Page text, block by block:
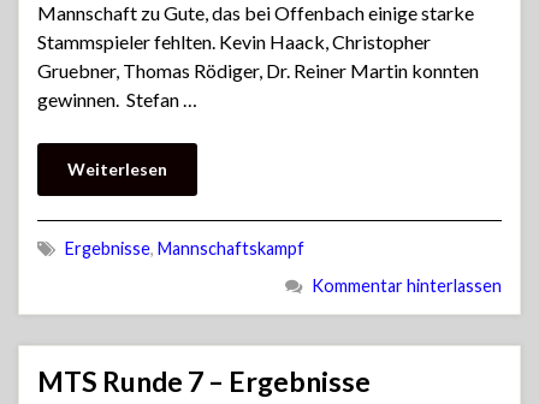
Mannschaft zu Gute, das bei Offenbach einige starke
Stammspieler fehlten. Kevin Haack, Christopher
Gruebner, Thomas Rödiger, Dr. Reiner Martin konnten
gewinnen. Stefan …
Weiterlesen
Ergebnisse, Mannschaftskampf
Kommentar hinterlassen
MTS Runde 7 – Ergebnisse